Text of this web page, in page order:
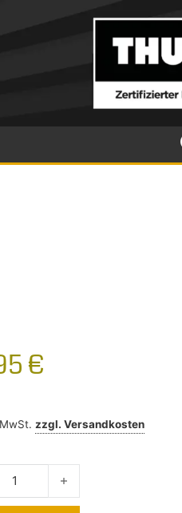
€
zzgl. Versandkosten
Toyota bZ4X ab 2022- Menge